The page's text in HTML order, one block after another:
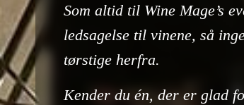
Som altid til Wine Mage’s
ledsagelse til vinene, så
tørstige herfra.
Kender du én, der er glad